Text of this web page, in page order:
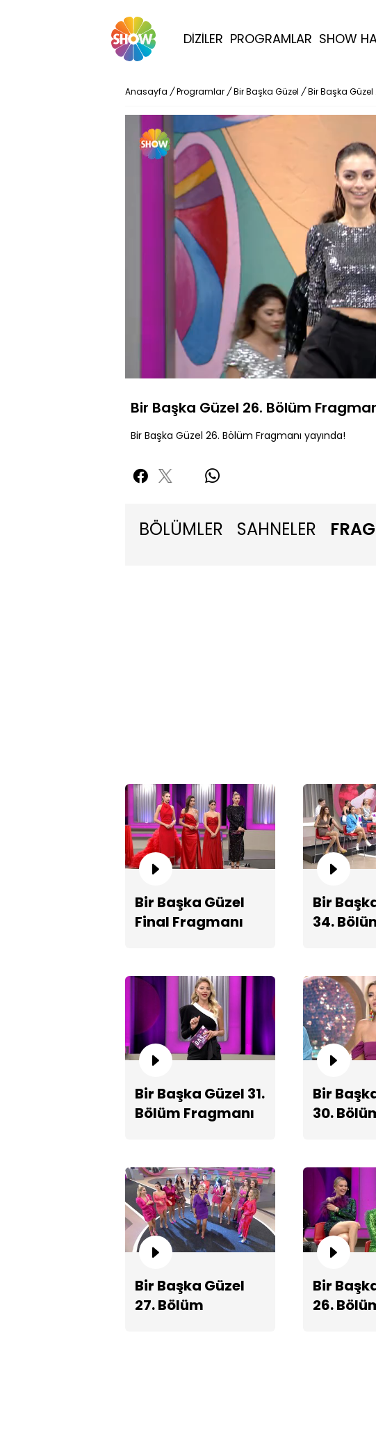
DİZİLER PROGRAMLAR SHOW
Anasayfa / Programlar / Bir Başka Güzel / Bir Başka
Sessiz
Yüklendi
68.62%
Bir Başka Güzel 26. Bölüm
Bir Başka Güzel 26. Bölüm Fragmanı yayında!
BÖLÜMLER SAHNELER
Bir Başka Güzel
Final Fragmanı
Bir
34.
Bir Başka Güzel 31.
Bölüm Fragmanı
Bir
30.
Bir Başka Güzel
27. Bölüm
Bir
26.